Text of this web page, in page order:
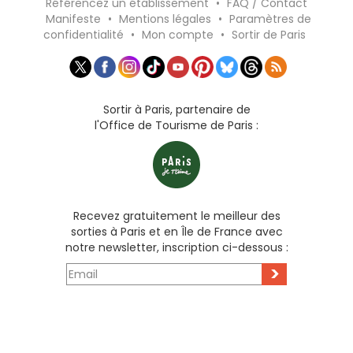
Manifeste • Mentions légales • Paramètres de
confidentialité • Mon compte • Sortir de Paris
Sortir à Paris, partenaire de
l'Office de Tourisme de Paris :
Recevez gratuitement le meilleur des
sorties à Paris et en Île de France avec
notre newsletter, inscription ci-dessous :
>